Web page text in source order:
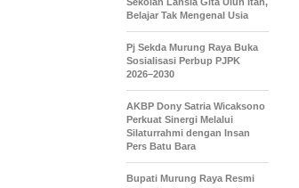
Belajar Tak Mengenal Usia
Pj Sekda Murung Raya Buka
Sosialisasi Perbup PJPK
2026–2030
AKBP Dony Satria Wicaksono
Perkuat Sinergi Melalui
Silaturrahmi dengan Insan
Pers Batu Bara
Bupati Murung Raya Resmi